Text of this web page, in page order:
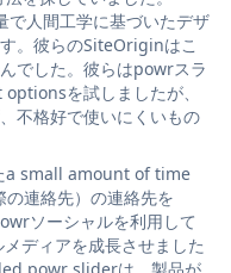
人間工学に基づいたデザ
。彼らのSiteOriginはこ
でした。彼らはpowrスラ
を試しましたが、
不格好で使いにくいもの
a small amount of time
連絡先）の連絡先を
ソーシャルを利用して
ディアを成長させました